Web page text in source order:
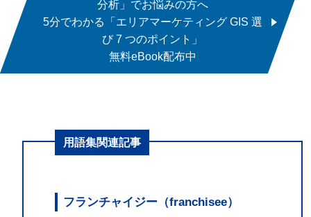
分析」でお悩みの方へ
5分でわかる「エリアマーケティング GIS 選
び 7 つのポイント」
無料eBook配布中
用語集関連記事
フランチャイジー（franchisee）